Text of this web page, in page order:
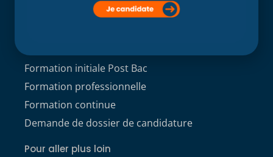
ACCÈS ÉTUDIANT
Formation initiale Post Bac
Formation professionnelle
Formation continue
Demande de dossier de candidature
Pour aller plus loin